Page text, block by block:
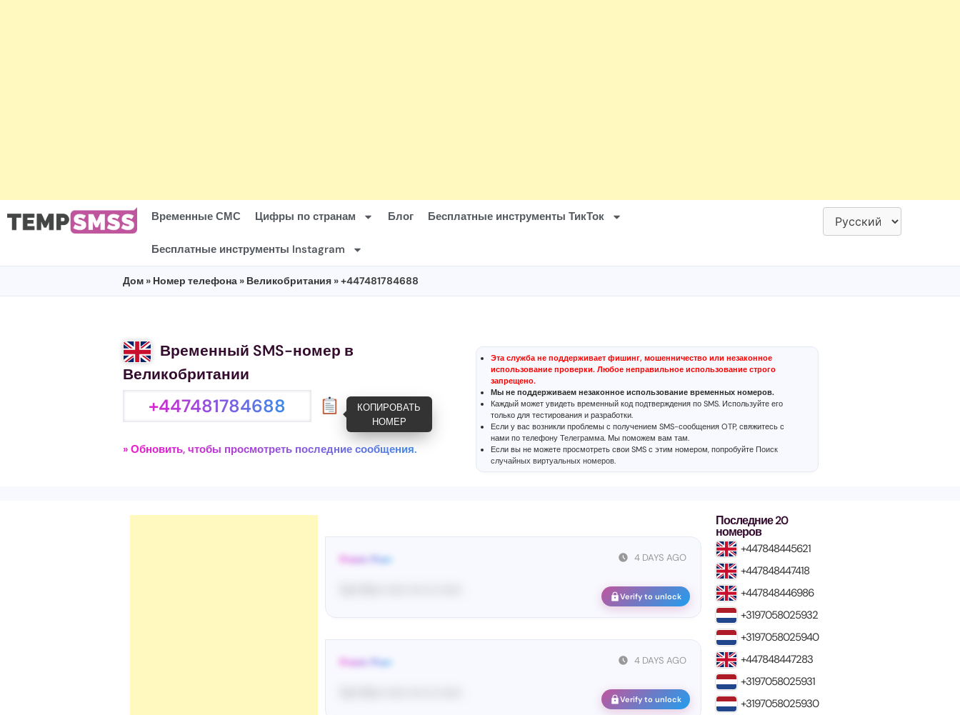
Временные СМС Цифры по странам Блог Бесплатные инструменты ТикТок
Бесплатные инструменты Instagram
Дом » Номер телефона » Великобритания » +447481784688
Временный SMS-номер в
Великобритании
+447481784688
КОПИРОВАТЬ
НОМЕР
» Обновить, чтобы просмотреть последние сообщения.
Эта служба не поддерживает фишинг, мошенничество или незаконное
использование проверки. Любое неправильное использование строго
запрещено.
Мы не поддерживаем незаконное использование временных номеров.
Каждый может увидеть временный код подтверждения по SMS. Используйте его
только для тестирования и разработки.
Если у вас возникли проблемы с получением SMS-сообщения OTP, свяжитесь с
нами по телефону Телеграмма. Мы поможем вам там.
Если вы не можете просмотреть свои SMS с этим номером, попробуйте Поиск
случайных виртуальных номеров.
4 DAYS AGO
From: Pos•
Verify to unlock
4 DAYS AGO
From: Pos•
Verify to unlock
Последние 20
номеров
+447848445621
+447848447418
+447848446986
+3197058025932
+3197058025940
+447848447283
+3197058025931
+3197058025930